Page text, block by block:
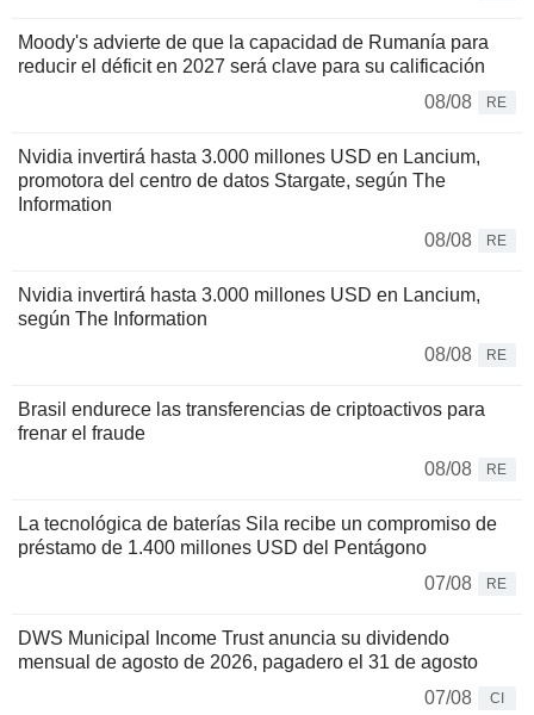
Moody's advierte de que la capacidad de Rumanía para
reducir el déficit en 2027 será clave para su calificación
08/08
RE
Nvidia invertirá hasta 3.000 millones USD en Lancium,
promotora del centro de datos Stargate, según The
Information
08/08
RE
Nvidia invertirá hasta 3.000 millones USD en Lancium,
según The Information
08/08
RE
Brasil endurece las transferencias de criptoactivos para
frenar el fraude
08/08
RE
La tecnológica de baterías Sila recibe un compromiso de
préstamo de 1.400 millones USD del Pentágono
07/08
RE
DWS Municipal Income Trust anuncia su dividendo
mensual de agosto de 2026, pagadero el 31 de agosto
07/08
CI